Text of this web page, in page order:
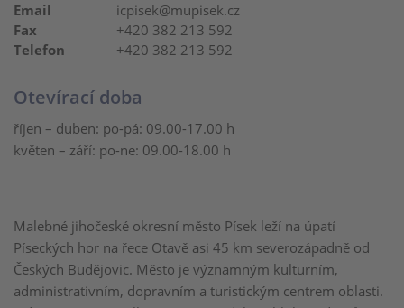
Malebné jihočeské okresní město Písek leží na úpatí
Píseckých hor na řece Otavě asi 45 km severozápadně od
Českých Budějovic. Město je významným kulturním,
administrativním, dopravním a turistickým centrem oblasti.
Email
icpisek@mupisek.cz
Fax
+420 382 213 592
Telefon
+420 382 213 592
Otevírací doba
říjen – duben: po-pá: 09.00-17.00 h
květen – září: po-ne: 09.00-18.00 h